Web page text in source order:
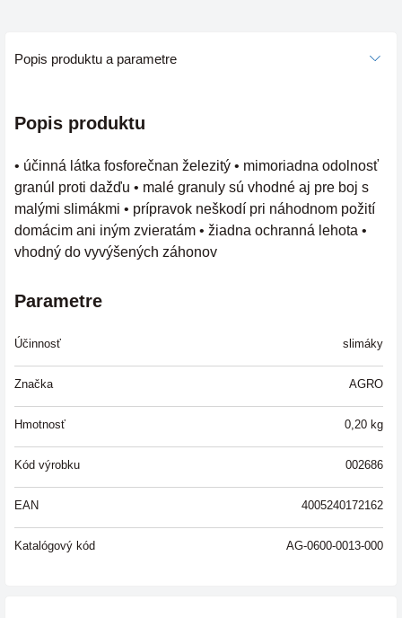
Popis produktu a parametre
Popis produktu
• účinná látka fosforečnan železitý • mimoriadna odolnosť
granúl proti dažďu • malé granuly sú vhodné aj pre boj s
malými slimákmi • prípravok neškodí pri náhodnom požití
domácim ani iným zvieratám • žiadna ochranná lehota •
vhodný do vyvýšených záhonov
Parametre
Účinnosť slimáky
Značka AGRO
Hmotnosť 0,20 kg
Kód výrobku 002686
EAN 4005240172162
Katalógový kód AG-0600-0013-000